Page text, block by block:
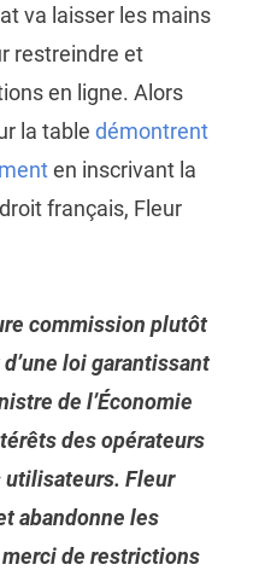
va laisser les mains
restreindre et
en ligne. Alors
la table démontrent
en inscrivant la
français, Fleur
commission plutôt
loi garantissant
de l’Économie
des opérateurs
utilisateurs. Fleur
abandonne les
de restrictions